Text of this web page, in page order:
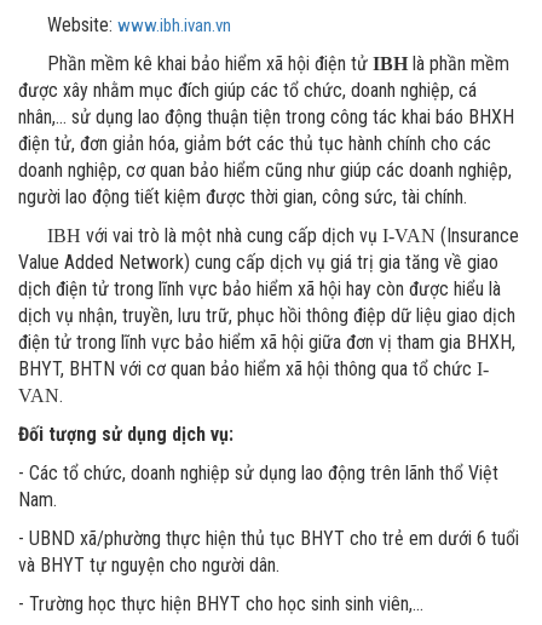
Website: www.ibh.ivan.vn
Phần mềm kê khai bảo hiểm xã hội điện tử IBH là phần mềm
được xây nhằm mục đích giúp các tổ chức, doanh nghiệp, cá
nhân,... sử dụng lao động thuận tiện trong công tác khai báo BHXH
điện tử, đơn giản hóa, giảm bớt các thủ tục hành chính cho các
doanh nghiệp, cơ quan bảo hiểm cũng như giúp các doanh nghiệp,
người lao động tiết kiệm được thời gian, công sức, tài chính.
IBH với vai trò là một nhà cung cấp dịch vụ I-VAN (Insurance
Value Added Network) cung cấp dịch vụ giá trị gia tăng về giao
dịch điện tử trong lĩnh vực bảo hiểm xã hội hay còn được hiểu là
dịch vụ nhận, truyền, lưu trữ, phục hồi thông điệp dữ liệu giao dịch
điện tử trong lĩnh vực bảo hiểm xã hội giữa đơn vị tham gia BHXH,
BHYT, BHTN với cơ quan bảo hiểm xã hội thông qua tổ chức I-
VAN.
Đối tượng sử dụng dịch vụ:
- Các tổ chức, doanh nghiệp sử dụng lao động trên lãnh thổ Việt
Nam.
- UBND xã/phường thực hiện thủ tục BHYT cho trẻ em dưới 6 tuổi
và BHYT tự nguyện cho người dân.
- Trường học thực hiện BHYT cho học sinh sinh viên,...
Địa chỉ doanh nghiệp*
Chọn sản phẩm/dịch vụ mua *
Tôi đã đọc và xác nhậnChính sách bảo vệ dữ
liệu cá nhân
Danh mục hỗ trợ*
Loại yêu cầu *
Tôi đã đọc và xác nhậnChính sách bảo vệ dữ
liệu cá nhân